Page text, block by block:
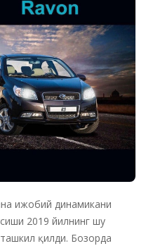
ижобий динамикани
2019 йилнинг шу
қилди. Бозорда